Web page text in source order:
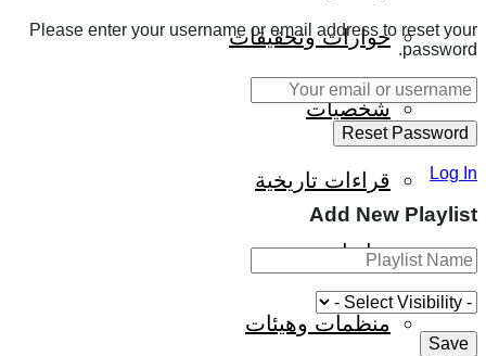
حوارات وتحقيقات
شخصيات
قراءات تاريخية
متابعات
منظمات وهيئات
Please enter your username or email address to reset your
password.
Log In
Add New Playlist